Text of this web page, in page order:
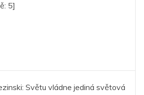
5]
Světu vládne jediná světová